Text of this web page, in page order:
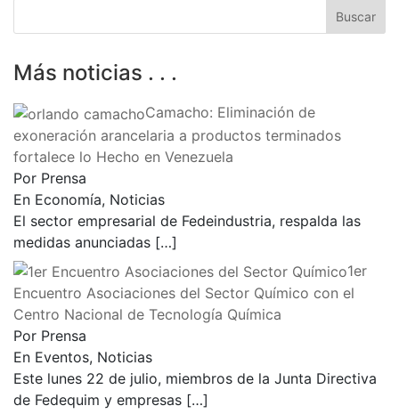
Más noticias . . .
Camacho: Eliminación de
exoneración arancelaria a productos terminados
fortalece lo Hecho en Venezuela
Por Prensa
En Economía, Noticias
El sector empresarial de Fedeindustria, respalda las
medidas anunciadas […]
1er
Encuentro Asociaciones del Sector Químico con el
Centro Nacional de Tecnología Química
Por Prensa
En Eventos, Noticias
Este lunes 22 de julio, miembros de la Junta Directiva
de Fedequim y empresas […]